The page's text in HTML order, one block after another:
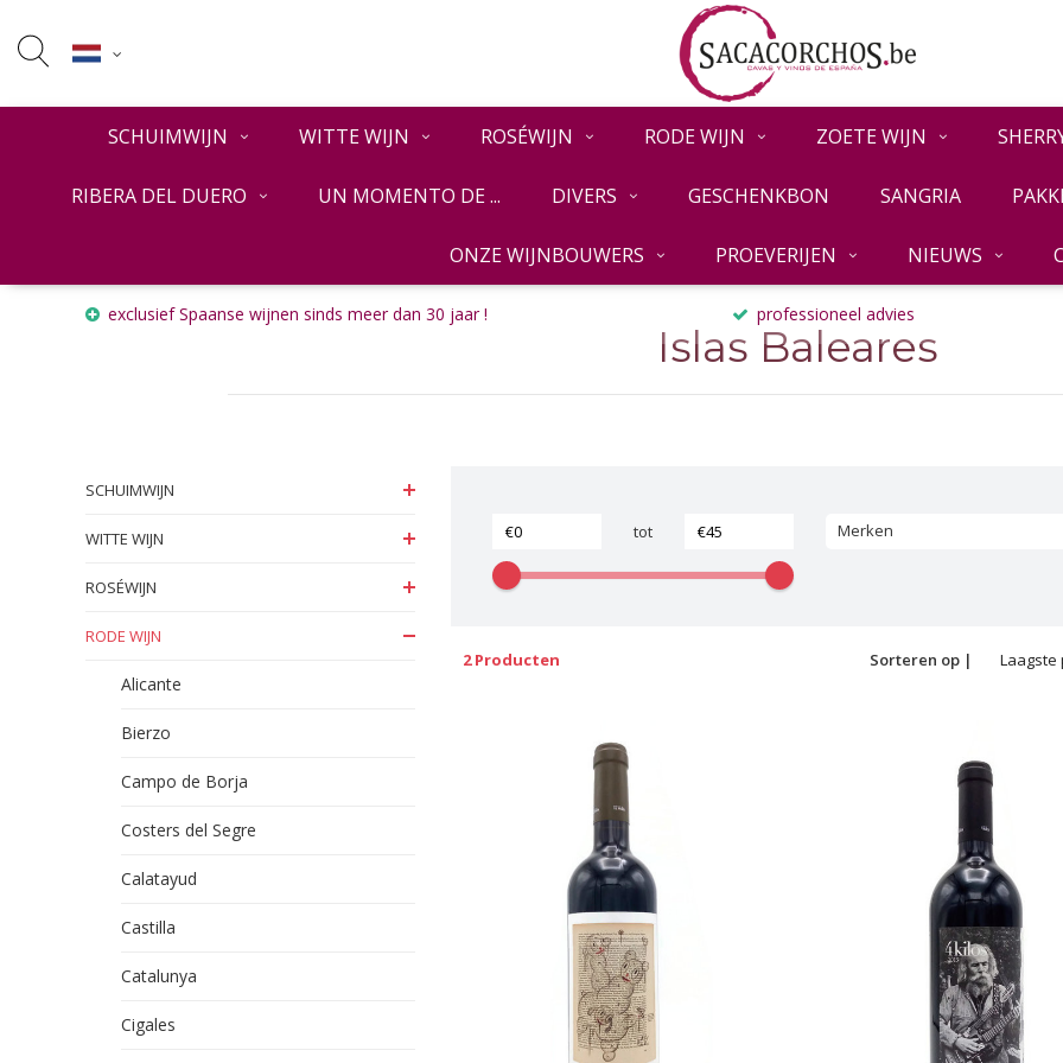
SCHUIMWIJN WITTE WIJN ROSÉWIJN RODE WIJN ZOETE WIJN
RIBERA DEL DUERO UN MOMENTO DE ... DIVERS GESCHENKBON SANGRIA
ONZE WIJNBOUWERS PROEVERIJEN NIEUWS
exclusief Spaanse wijnen sinds meer dan 30 jaar ! professioneel advies
Islas Baleares
SCHUIMWIJN
WITTE WIJN
ROSÉWIJN
RODE WIJN
Alicante
Bierzo
Campo de Borja
Costers del Segre
Calatayud
Castilla
Catalunya
Cigales
tot Merken
2 Producten Sorteren op | Laagste